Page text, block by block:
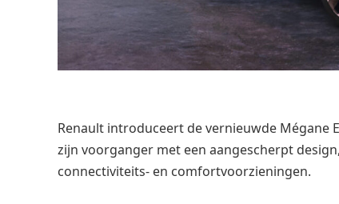
Renault introduceert de vernieuwde Mégane
zijn voorganger met een aangescherpt
connectiviteits- en comfortvoorzieningen.